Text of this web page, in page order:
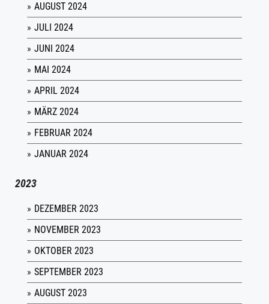
AUGUST 2024
JULI 2024
JUNI 2024
MAI 2024
APRIL 2024
MÄRZ 2024
FEBRUAR 2024
JANUAR 2024
2023
DEZEMBER 2023
NOVEMBER 2023
OKTOBER 2023
SEPTEMBER 2023
AUGUST 2023